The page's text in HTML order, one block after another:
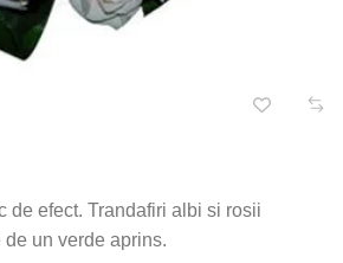
de efect. Trandafiri albi si rosii
un verde aprins.